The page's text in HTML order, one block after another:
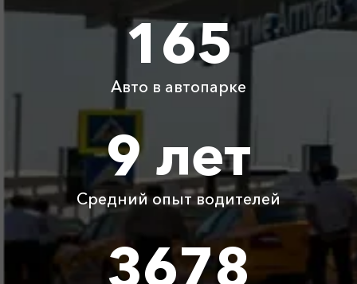
Дивноморское
7100 ₽
680 ₽
Ожидание машины Бесплатно Бесплатно Бесплатно Бесплатно
Аренда автомобиля
с водителем
165
Авто в автопарке
9 лет
Средний опыт водителей
3678